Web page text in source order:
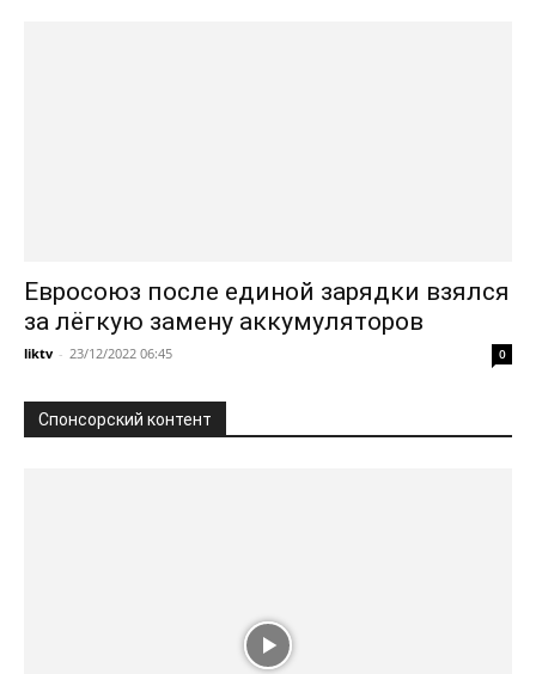
Евросоюз после единой зарядки взялся
за лёгкую замену аккумуляторов
liktv - 23/12/2022 06:45 0
Спонсорский контент